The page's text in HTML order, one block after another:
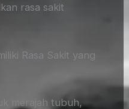
rasa sakit
Rasa Sakit yang
merajah tubuh,